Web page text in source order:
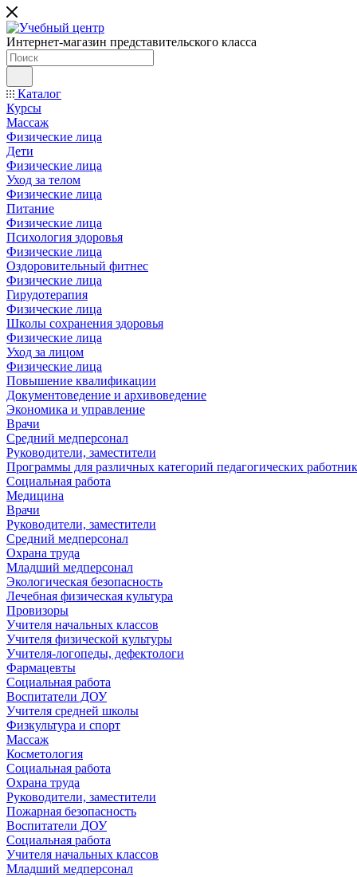
Интернет-магазин представительского класса
Каталог
Курсы
Массаж
Физические лица
Дети
Физические лица
Уход за телом
Физические лица
Питание
Физические лица
Психология здоровья
Физические лица
Оздоровительный фитнес
Физические лица
Гирудотерапия
Физические лица
Школы сохранения здоровья
Физические лица
Уход за лицом
Физические лица
Повышение квалификации
Документоведение и архивоведение
Экономика и управление
Врачи
Средний медперсонал
Руководители, заместители
Программы для различных категорий педагогических
Социальная работа
Медицина
Врачи
Руководители, заместители
Средний медперсонал
Охрана труда
Младший медперсонал
Экологическая безопасность
Лечебная физическая культура
Провизоры
Учителя начальных классов
Учителя физической культуры
Учителя-логопеды, дефектологи
Фармацевты
Социальная работа
Воспитатели ДОУ
Учителя средней школы
Физкультура и спорт
Массаж
Косметология
Социальная работа
Охрана труда
Руководители, заместители
Пожарная безопасность
Воспитатели ДОУ
Социальная работа
Учителя начальных классов
Младший медперсонал